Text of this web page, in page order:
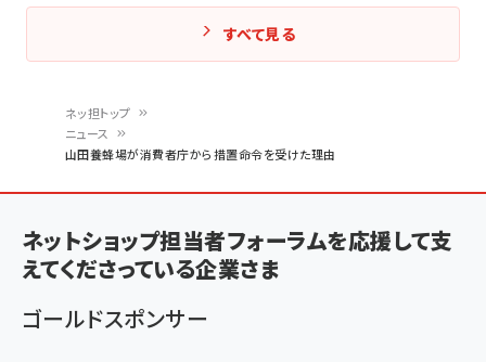
ン
く
ず
ネッ担トップ
ニュース
山田養蜂場が消費者庁から措置命令を受けた理由
すべて見る
ネットショップ担当者フォーラムを応援して支
えてくださっている企業さま
ゴールドスポンサー